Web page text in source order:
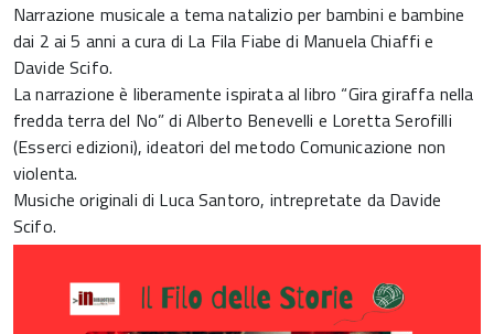
Narrazione musicale a tema natalizio per bambini e bambine
dai 2 ai 5 anni a cura di La Fila Fiabe di Manuela Chiaffi e
Davide Scifo.
La narrazione è liberamente ispirata al libro “Gira giraffa nella
fredda terra del No” di Alberto Benevelli e Loretta Serofilli
(Esserci edizioni), ideatori del metodo Comunicazione non
violenta.
Musiche originali di Luca Santoro, intrepretate da Davide
Scifo.